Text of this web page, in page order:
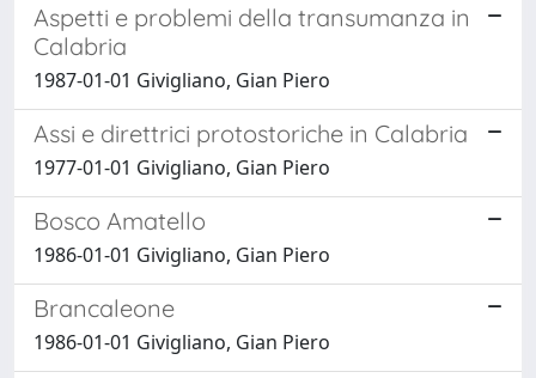
Aspetti e problemi della transumanza in
Calabria
1987-01-01 Givigliano, Gian Piero
Assi e direttrici protostoriche in Calabria
1977-01-01 Givigliano, Gian Piero
Bosco Amatello
1986-01-01 Givigliano, Gian Piero
Brancaleone
1986-01-01 Givigliano, Gian Piero